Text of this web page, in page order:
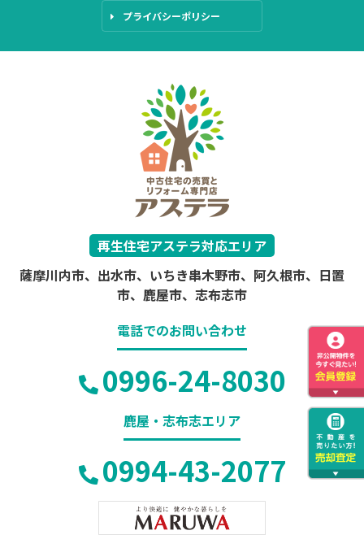
プライバシーポリシー
再生住宅アステラ対応エリア
薩摩川内市、出水市、いちき串木野市、阿久根市、日置
市、鹿屋市、志布志市
電話でのお問い合わせ
0996-24-8030
鹿屋・志布志エリア
0994-43-2077